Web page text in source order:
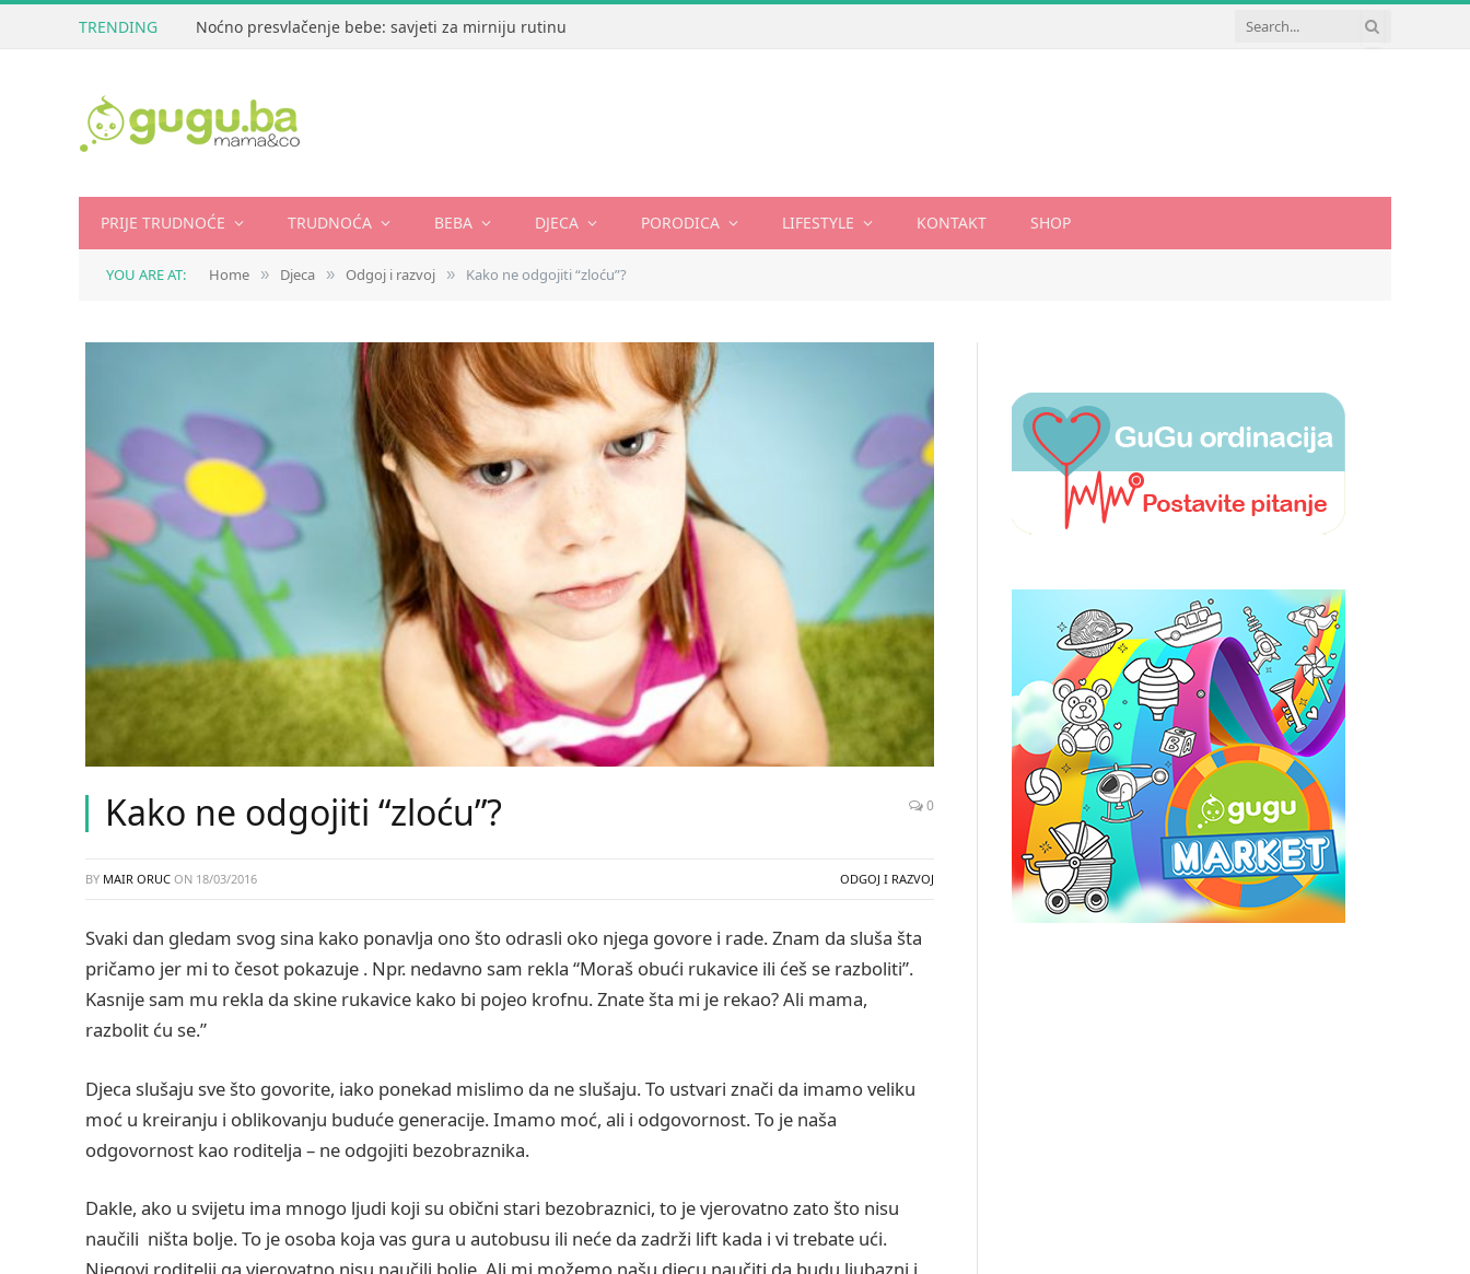
TRENDING Noćno presvlačenje bebe: savjeti za mirniju rutinu
PRIJE TRUDNOĆE TRUDNOĆA BEBA DJECA PORODICA LIFESTYLE KONTAKT SHOP
YOU ARE AT: Home » Djeca » Odgoj i razvoj » Kako ne odgojiti “zloću”?
Kako ne odgojiti “zloću”? 0
BY MAIR ORUC ON 18/03/2016 ODGOJ I RAZVOJ
Svaki dan gledam svog sina kako ponavlja ono što odrasli oko njega govore i rade. Znam da sluša šta
pričamo jer mi to česot pokazuje . Npr. nedavno sam rekla “Moraš obući rukavice ili ćeš se razboliti”.
Kasnije sam mu rekla da skine rukavice kako bi pojeo krofnu. Znate šta mi je rekao? Ali mama,
razbolit ću se.”
Djeca slušaju sve što govorite, iako ponekad mislimo da ne slušaju. To ustvari znači da imamo veliku
moć u kreiranju i oblikovanju buduće generacije. Imamo moć, ali i odgovornost. To je naša
odgovornost kao roditelja – ne odgojiti bezobraznika.
Dakle, ako u svijetu ima mnogo ljudi koji su obični stari bezobraznici, to je vjerovatno zato što nisu
naučili ništa bolje. To je osoba koja vas gura u autobusu ili neće da zadrži lift kada i vi trebate ući.